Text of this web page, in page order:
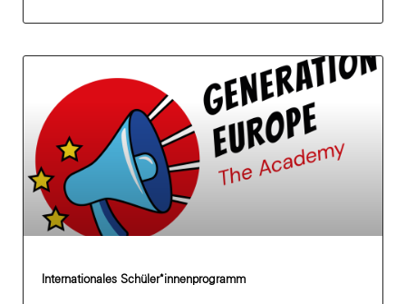
Internationales Schüler*innenprogramm